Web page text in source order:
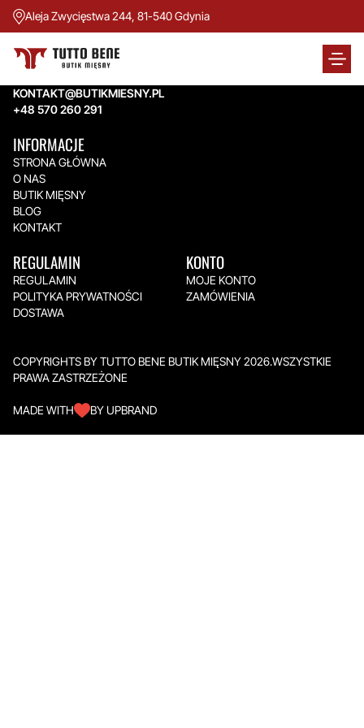
Aleja Zwycięstwa 244, 81-540 Gdynia
TUTTO BENE BUTIK MIĘSNY
Aleja Zwycięstwa 244,
KONTAKT@BUTIKMIESNY.PL
+48 570 260 291
INFORMACJE
STRONA GŁÓWNA
O NAS
BUTIK MIĘSNY
BLOG
KONTAKT
REGULAMIN
REGULAMIN
POLITYKA PRYWATNOŚCI
DOSTAWA
KONTO
MOJE KONTO
ZAMÓWIENIA
COPYRIGHTS BY TUTTO BENE BUTIK MIĘSNY 2026.WSZYSTKIE
PRAWA ZASTRZEŻONE
MADE WITH BY UPBRAND